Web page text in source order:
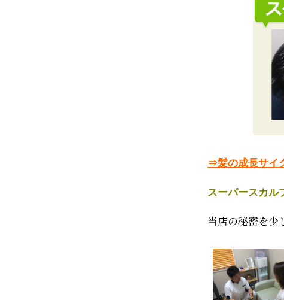
⇒髪の成長サイ
スーパースカル
当店の秘密を少